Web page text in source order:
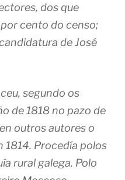
dos que
cento do censo;
de José
segundo os
de 1818 no pazo de
outros autores o
1814. Procedía polos
rural galega. Polo